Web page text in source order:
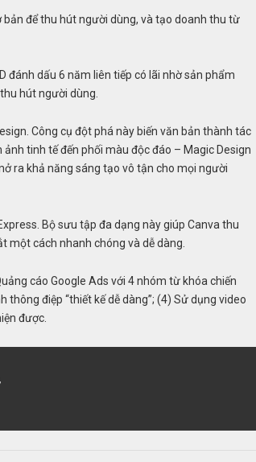
để thu hút người dùng, và tạo doanh thu từ
đánh dấu 6 năm liên tiếp có lãi nhờ sản phẩm
hút người dùng.
Công cụ đột phá này biến văn bản thành tác
tinh tế đến phối màu độc đáo – Magic Design
ra khả năng sáng tạo vô tận cho mọi người
Bộ sưu tập đa dạng này giúp Canva thu
một cách nhanh chóng và dễ dàng.
cáo Google Ads với 4 nhóm từ khóa chiến
điệp “thiết kế dễ dàng”; (4) Sử dụng video
được.